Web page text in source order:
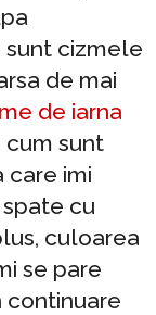
sunt cizmele
de mai
de iarna
cum sunt
care imi
cu
culoarea
se pare
continuare